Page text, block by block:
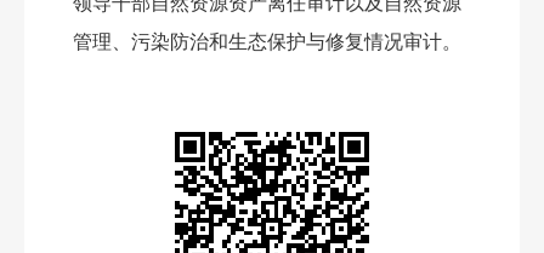
管理、污染防治和生态保护与修复情况审计。